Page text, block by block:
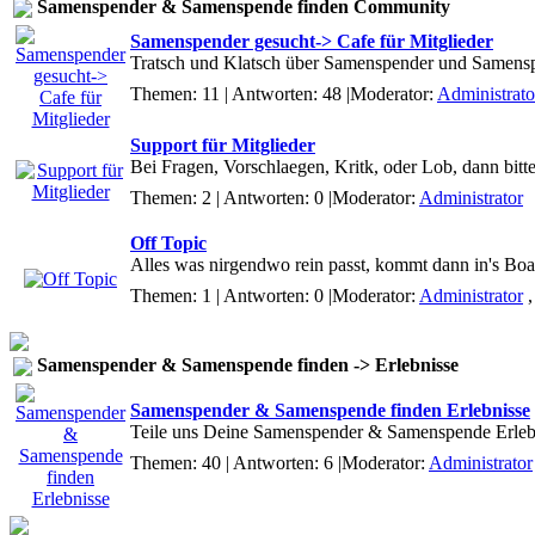
Samenspender & Samenspende finden Community
Samenspender gesucht-> Cafe für Mitglieder
Tratsch und Klatsch über Samenspender und
Themen: 11 | Antworten: 48 |Moderator:
Support für Mitglieder
Bei Fragen, Vorschlaegen, Kritk, oder Lob, dann
Themen: 2 | Antworten: 0 |Moderator: Administrator
Off Topic
Alles was nirgendwo rein passt, kommt dann in's
Themen: 1 | Antworten: 0 |Moderator: Administrator
Samenspender & Samenspende finden -> Erlebnisse
Samenspender & Samenspende finden Erlebnisse
Teile uns Deine Samenspender & Samenspende
Themen: 40 | Antworten: 6 |Moderator: Administrator